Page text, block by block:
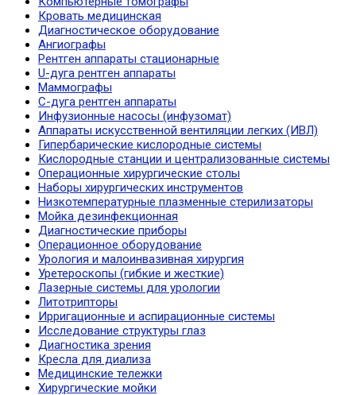
Кровать медицинская
Диагностическое оборудование
Ангиографы
Рентген аппараты стационарные
U-дуга рентген аппараты
Маммографы
С-дуга рентген аппараты
Инфузионные насосы (инфузомат)
Аппараты искусственной вентиляции легких (ИВЛ)
Гипербарические кислородные системы
Кислородные станции и централизованные системы
Операционные хирургические столы
Наборы хирургических инструментов
Низкотемпературные плазменные стерилизаторы
Мойка дезинфекционная
Диагностические приборы
Операционное оборудование
Урология и малоинвазивная хирургия
Уретероскопы (гибкие и жесткие)
Лазерные системы для урологии
Литотрипторы
Ирригационные и аспирационные системы
Исследование структуры глаз
Диагностика зрения
Кресла для диализа
Медицинские тележки
Хирургические мойки